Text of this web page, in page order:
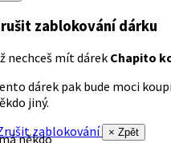
zablokování dárku
nechceš mít dárek Chapito
dárek pak bude moci
jiný.
zablokování
× Zpět
někdo